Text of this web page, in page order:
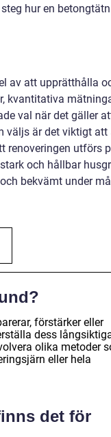
hur en
av att upprätthålla
kvantitativa
val när det gäller
väljs är det viktigt
renoveringen utförs
och hållbar
bekvämt under
förstärker eller
dess
olika metoder
eller hela
det för